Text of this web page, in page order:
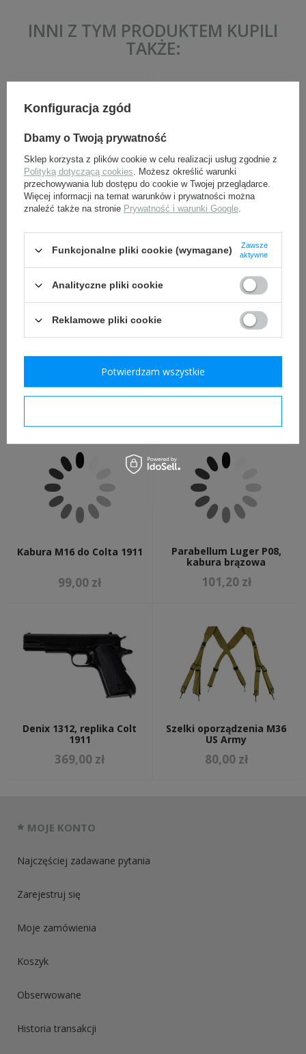
INNI Z TYM PRODUKTEM KUPILI
TAKŻE:
Ładownica do Colta 1911 Okładki Colt 1911 - replika
Smycz do Colta 1911,
replika
Kabura M3 do Colta 1911
Kabura M16 do Colta 1911
99,00 zł
Parabellum Luger P08,
kabura brązowa
101,20 zł
Denix 1312, replika Colt
1911
369,00 zł
Szelki oporządzenia M36
US Army
80,00 zł
MOJE KONTO
Najczęściej zadawane pytania
Zarejestruj się
Moje zamówienia
Koszyk
Obserwowane
Historia transakcji
Konfiguracja zgód
Dbamy o Twoją prywatność
Sklep korzysta z plików cookie w celu realizacji usług zgodnie z
Polityką dotyczącą cookies. Możesz określić warunki
przechowywania lub dostępu do cookie w Twojej przeglądarce.
Więcej informacji na temat warunków i prywatności można
znaleźć także na stronie Prywatność i warunki Google.
Funkcjonalne pliki cookie (wymagane)
Zawsze
aktywne
Analityczne pliki cookie
Reklamowe pliki cookie
Potwierdzam wszystkie